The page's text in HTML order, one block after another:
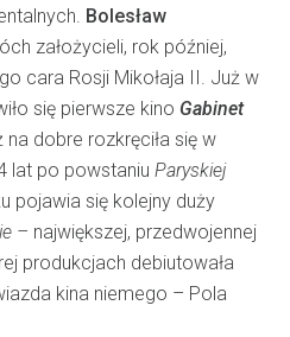
Bolesław
założycieli, rok później,
cara Rosji Mikołaja II. Już w
się pierwsze kino Gabinet
dobre rozkręciła się w
lat po powstaniu Paryskiej
pojawia się kolejny duży
– największej, przedwojennej
produkcjach debiutowała
kina niemego – Pola